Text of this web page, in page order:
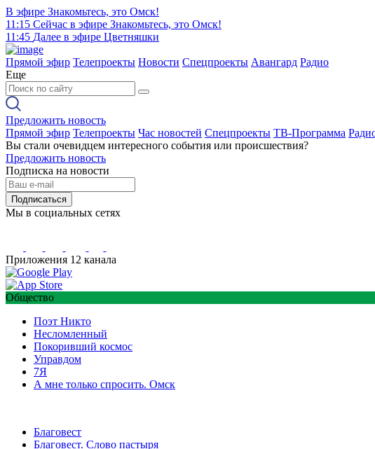
В эфире Знакомьтесь, это Омск!
11:15 Сейчас в эфире Знакомьтесь, это Омск!
11:45 Далее в эфире Цветняшки
Прямой эфир Телепроекты Новости Спецпроекты Авангард Радио
Еще
Предложить новость
Прямой эфир Телепроекты Час новостей Спецпроекты ТВ-Программа
Вы стали очевидцем интересного события или происшествия?
Предложить новость
Подписка на новости
Подписаться
Мы в социальных сетях
Приложения 12 канала
Общество
Поэт Никто
Несломленный
Покоривший космос
Управдом
7Я
А мне только спросить. Омск
Благовест
Благовест. Слово пастыря